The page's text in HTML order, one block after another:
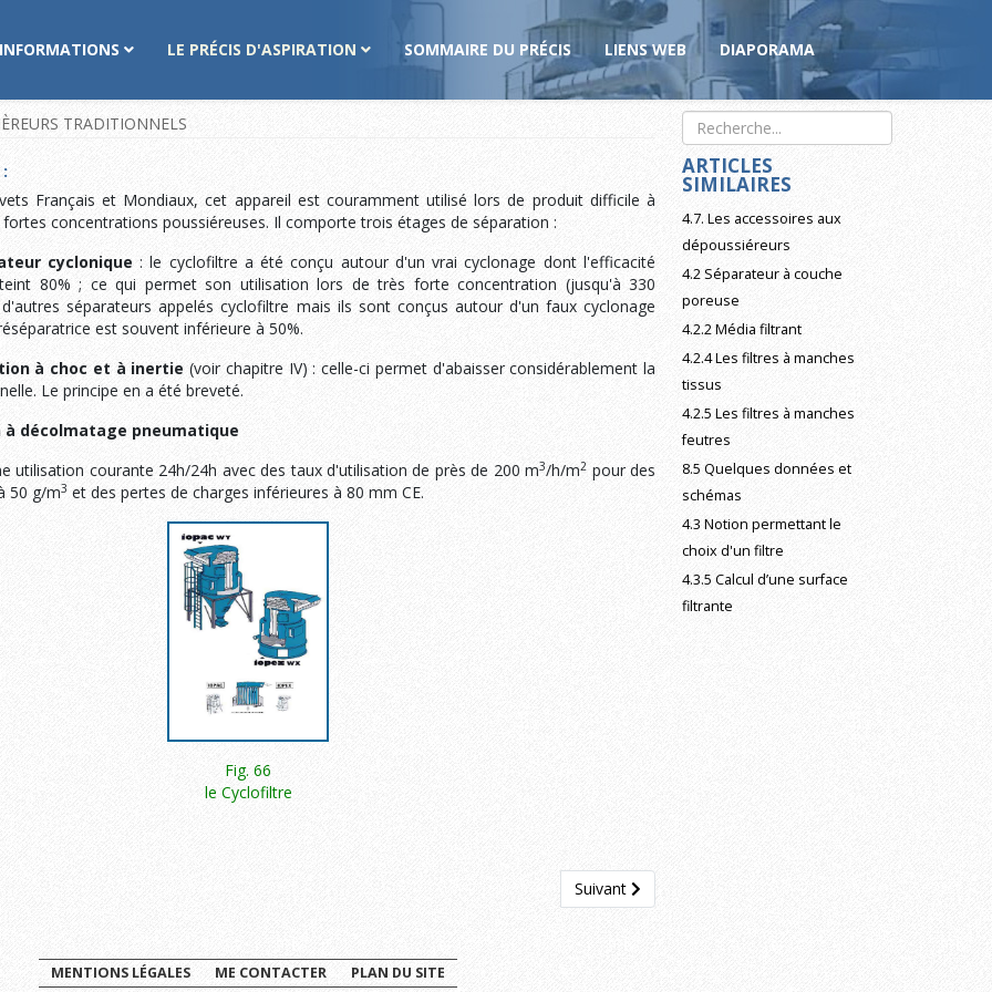
INFORMATIONS LE PRÉCIS D'ASPIRATION SOMMAIRE DU PRÉCIS LIENS WEB DIAPORAMA
TRADITIONNELS
Français et Mondiaux, cet appareil est couramment utilisé lors de produit difficile à
concentrations poussiéreuses. Il comporte trois étages de séparation :
cyclonique : le cyclofiltre a été conçu autour d'un vrai cyclonage dont l'efficacité
80% ; ce qui permet son utilisation lors de très forte concentration (jusqu'à 330
séparateurs appelés cyclofiltre mais ils sont conçus autour d'un faux cyclonage
est souvent inférieure à 50%.
à choc et à inertie (voir chapitre IV) : celle-ci permet d'abaisser considérablement la
Le principe en a été breveté.
décolmatage pneumatique
utilisation courante 24h/24h avec des taux d'utilisation de près de 200 m3/h/m2 pour des
50 g/m3 et des pertes de charges inférieures à 80 mm CE.
Fig. 66
le Cyclofiltre
Notion permettant le choix d'un filtre Article suivant : 4.3.5 Calcul d’une surface filtrante
Suivant
ARTICLES
SIMILAIRES
4.7. Les accessoires aux
dépoussiéreurs
4.2 Séparateur à couche
poreuse
4.2.2 Média filtrant
4.2.4 Les filtres à manches
tissus
4.2.5 Les filtres à manches
feutres
8.5 Quelques données et
schémas
4.3 Notion permettant le
choix d'un filtre
4.3.5 Calcul d’une surface
filtrante
MENTIONS LÉGALES ME CONTACTER PLAN DU SITE